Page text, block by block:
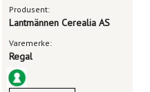
Produsent:
Lantmännen Cerealia AS
Varemerke:
Regal